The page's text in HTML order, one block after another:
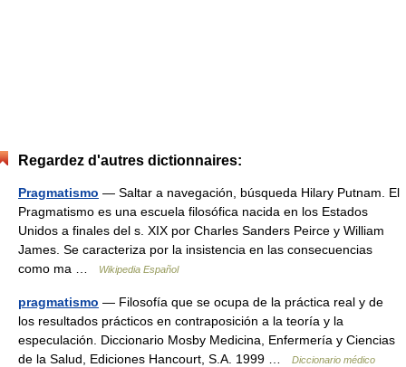
Regardez d'autres dictionnaires:
Pragmatismo — Saltar a navegación, búsqueda Hilary Putnam. El
Pragmatismo es una escuela filosófica nacida en los Estados
Unidos a finales del s. XIX por Charles Sanders Peirce y William
James. Se caracteriza por la insistencia en las consecuencias
como ma …
Wikipedia Español
pragmatismo — Filosofía que se ocupa de la práctica real y de
los resultados prácticos en contraposición a la teoría y la
especulación. Diccionario Mosby Medicina, Enfermería y Ciencias
de la Salud, Ediciones Hancourt, S.A. 1999 …
Diccionario médico